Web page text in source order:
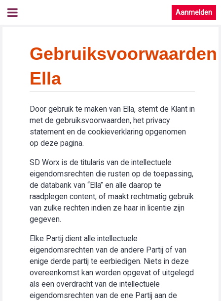
Aanmelden
Gebruiksvoorwaarden
Ella
Door gebruik te maken van Ella, stemt de Klant in
met de gebruiksvoorwaarden, het privacy
statement en de cookieverklaring opgenomen
op deze pagina.
SD Worx is de titularis van de intellectuele
eigendomsrechten die rusten op de toepassing,
de databank van “Ella” en alle daarop te
raadplegen content, of maakt rechtmatig gebruik
van zulke rechten indien ze haar in licentie zijn
gegeven.
Elke Partij dient alle intellectuele
eigendomsrechten van de andere Partij of van
enige derde partij te eerbiedigen. Niets in deze
overeenkomst kan worden opgevat of uitgelegd
als een overdracht van de intellectuele
eigendomsrechten van de ene Partij aan de